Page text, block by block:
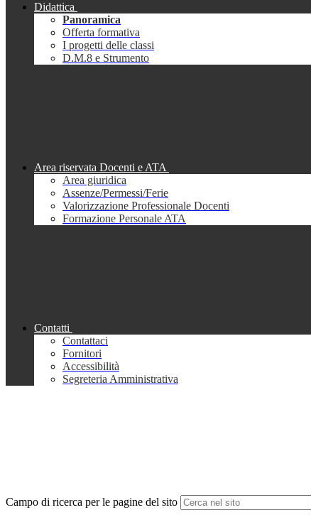
Didattica
Panoramica
Offerta formativa
I progetti delle classi
D.M.8 e Strumento
Area riservata Docenti e ATA
Area giuridica
Assenze/Permessi/Ferie
Valorizzazione Professionale Docenti
Formazione Personale ATA
Contatti
Contattaci
Fornitori
Accessibilità
Segreteria Amministrativa
Campo di ricerca per le pagine del sito